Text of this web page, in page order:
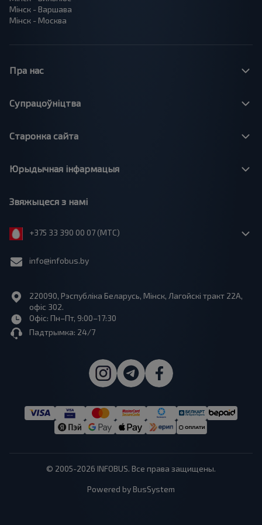
Мінск - Варшава
Мінск - Москва
Пра нас
Супрацоўніцтва
Старонка сайта
Юрыдычная інфармацыя
Звяжыцеся з намі
+375 33 390 00 07 (МТС)
info@infobus.by
220090, Рэспубліка Беларусь, Мінск, Лагойскі тракт 22A,
офіс 302.
Офіс: Пн–Пт, 9:00–17:30
Падтрымка: 24/7
© 2005-2026 INFOBUS. Все права защищены.
Powered by BusSystem